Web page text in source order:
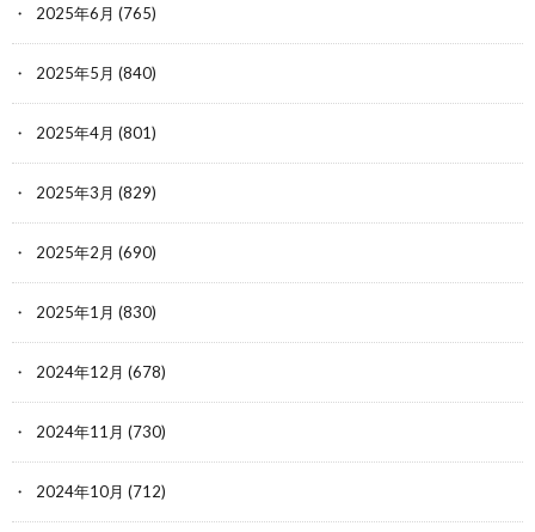
2025年6月 (765)
2025年5月 (840)
2025年4月 (801)
2025年3月 (829)
2025年2月 (690)
2025年1月 (830)
2024年12月 (678)
2024年11月 (730)
2024年10月 (712)